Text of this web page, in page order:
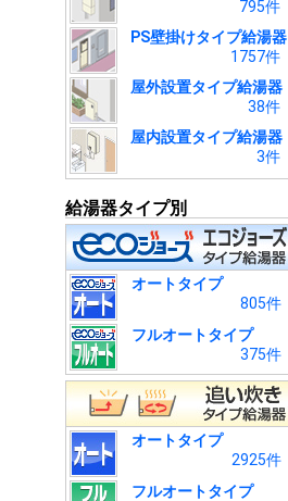
795件
PS壁掛けタイプ給湯器
1757件
屋外設置タイプ給湯器
38件
屋内設置タイプ給湯器
3件
給湯器タイプ別
オートタイプ
805件
フルオートタイプ
375件
オートタイプ
2925件
フルオートタイプ